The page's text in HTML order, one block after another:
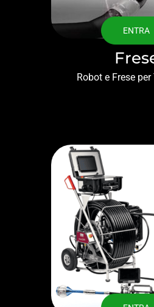
ENTRA
Robot e Frese